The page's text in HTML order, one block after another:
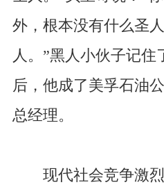
外，根本没有什么圣
人。”黑人小伙子记住
后，他成了美孚石油
总经理。
现代社会竞争激烈